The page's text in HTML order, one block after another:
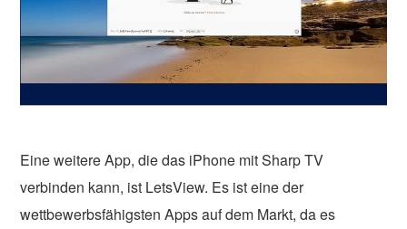
Eine weitere App, die das iPhone mit Sharp TV
verbinden kann, ist LetsView. Es ist eine der
wettbewerbsfähigsten Apps auf dem Markt, da es